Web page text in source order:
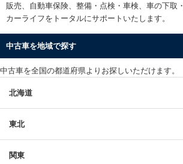
販売、自動車保険、整備・点検・車検、車の下取
カーライフをトータルにサポートいたします。
中古車を地域で探す
中古車を全国の都道府県よりお探しいただけます。
北海道
東北
関東